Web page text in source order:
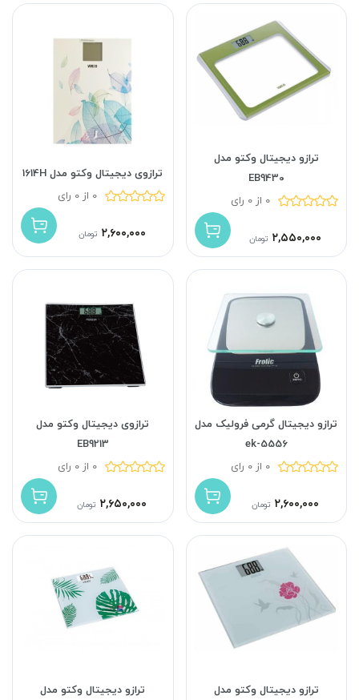
ترازو دیجیتال وکتو مدل
EB9430
0 از 0 رای
۲,۵۵۰,۰۰۰ تومان
ترازوی دیجیتال وکتو مدل 1614H
0 از 0 رای
۲,۶۰۰,۰۰۰ تومان
ترازو دیجیتال گرمی فرولیک مدل
ek-5556
0 از 0 رای
۲,۶۰۰,۰۰۰ تومان
ترازوی دیجیتال وکتو مدل
EB9213
0 از 0 رای
۲,۶۵۰,۰۰۰ تومان
ترازو دیجیتال وکتو مدل
ترازو دیجیتال وکتو مدل